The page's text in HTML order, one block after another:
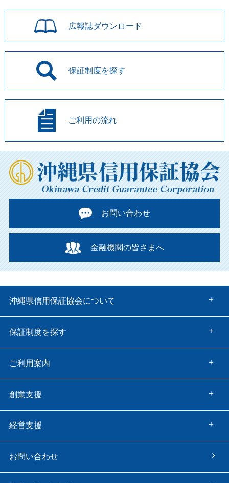
広報誌ダウンロード
保証制度を探す
ご利用の流れ
お問い合わせ
金融機関の皆さまへ
沖縄県信用保証協会について
保証制度を探す
ご利用案内
創業支援
経営支援
お問い合わせ